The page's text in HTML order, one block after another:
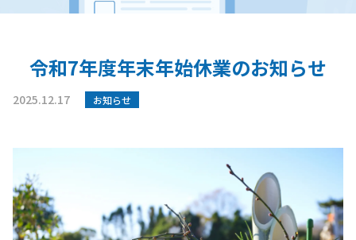
令和7年度年末年始休業のお知らせ
2025.12.17 お知らせ